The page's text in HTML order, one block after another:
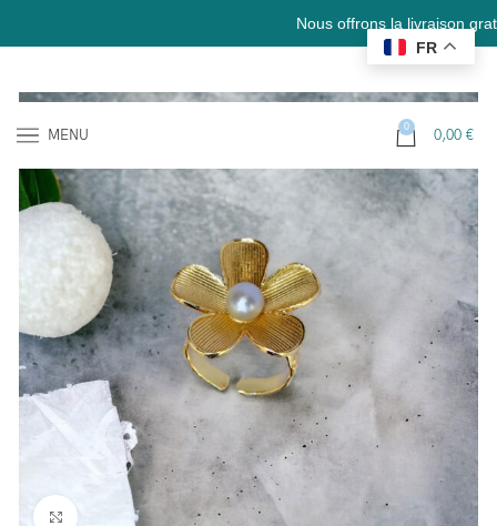
Nous offrons la livraison gratuite
MENU 0 0,00 €
Cliquez pour agrandir
FR